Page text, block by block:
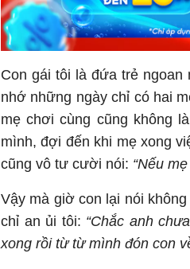
Con gái tôi là đứa trẻ ngoan
nhớ những ngày chỉ có hai
mẹ chơi cùng cũng không
mình, đợi đến khi mẹ xong
cũng vô tư cười nói: “Nếu
Vậy mà giờ con lại nói
chỉ an ủi tôi: “Chắc anh
xong rồi từ từ mình đón con